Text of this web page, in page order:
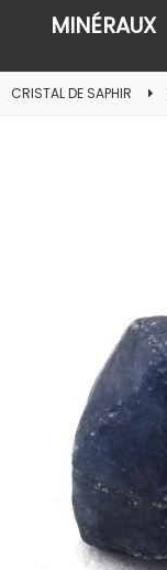
MINÉRAUX
CRISTAL DE SAPHIR